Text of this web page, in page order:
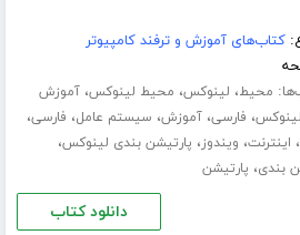
کتاب‌های آموزش و ترفند کامپیوتر
محیط، لینوکس، محیط لینوکس،آموزش
، فارسی،آموزش، سیستم عامل، فارسی،
، اینترنت، ویندوز، پارتیشن بندی لینوکس،
بندی، پارتیشن
دانلود کتاب